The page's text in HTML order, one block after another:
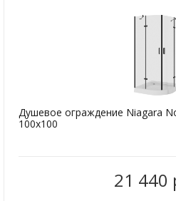
Душевое ограждение Niagara
100х100
21 440